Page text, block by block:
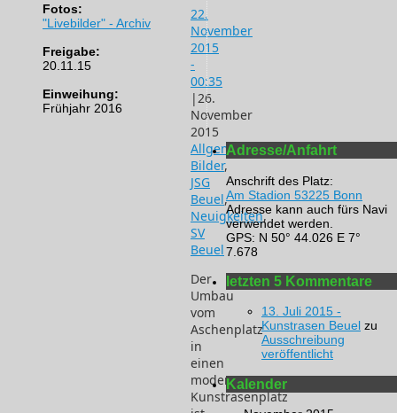
22.
November
2015
-
00:35
| 26.
November
2015
Allgemein,
Bilder,
JSG
Beuel,
Neuigkeiten,
SV
Beuel
Der
Umbau
vom
Aschenplatz
in
einen
moderen
Kunstrasenplatz
Fotos:
"Livebilder" - Archiv
Freigabe:
20.11.15
Einweihung:
Frühjahr 2016
Adresse/Anfahrt
Anschrift des Platz:
Am Stadion 53225 Bonn
Adresse kann auch fürs Navi
verwendet werden.
GPS: N 50° 44.026 E 7°
7.678
letzten 5 Kommentare
13. Juli 2015 -
Kunstrasen Beuel zu
Ausschreibung
veröffentlicht
Kalender